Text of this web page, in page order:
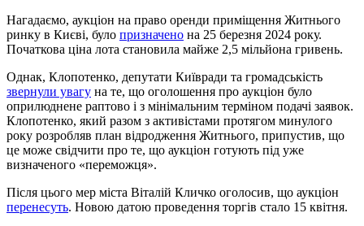
Нагадаємо, аукціон на право оренди приміщення Житнього
ринку в Києві, було призначено на 25 березня 2024 року.
Початкова ціна лота становила майже 2,5 мільйона гривень.
Однак, Клопотенко, депутати Київради та громадськість
звернули увагу на те, що оголошення про аукціон було
оприлюднене раптово і з мінімальним терміном подачі заявок.
Клопотенко, який разом з активістами протягом минулого
року розробляв план відродження Житнього, припустив, що
це може свідчити про те, що аукціон готують під уже
визначеного «переможця».
Після цього мер міста Віталій Кличко оголосив, що аукціон
перенесуть. Новою датою проведення торгів стало 15 квітня.